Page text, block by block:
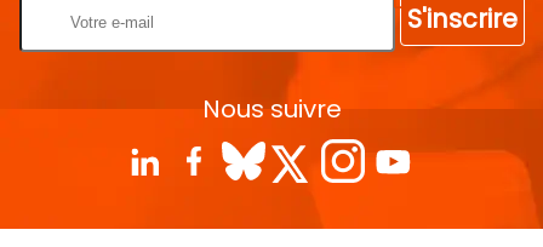
S'inscrire
Nous suivre